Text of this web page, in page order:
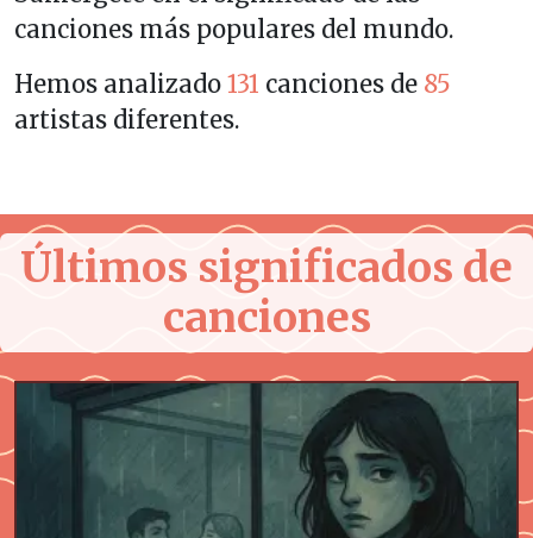
canciones más populares del mundo.
Hemos analizado 131 canciones de 85
artistas diferentes.
Últimos significados de
canciones